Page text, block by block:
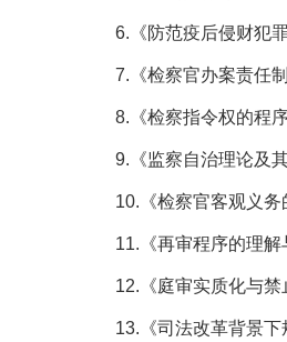
6.《防范疫后侵财犯
7.《检察官办案责任
8.《检察指令权的程
9.《监察自治理论及
10.《检察官客观义
11.《再审程序的理解
12.《庭审实质化与禁
13.《司法改革背景